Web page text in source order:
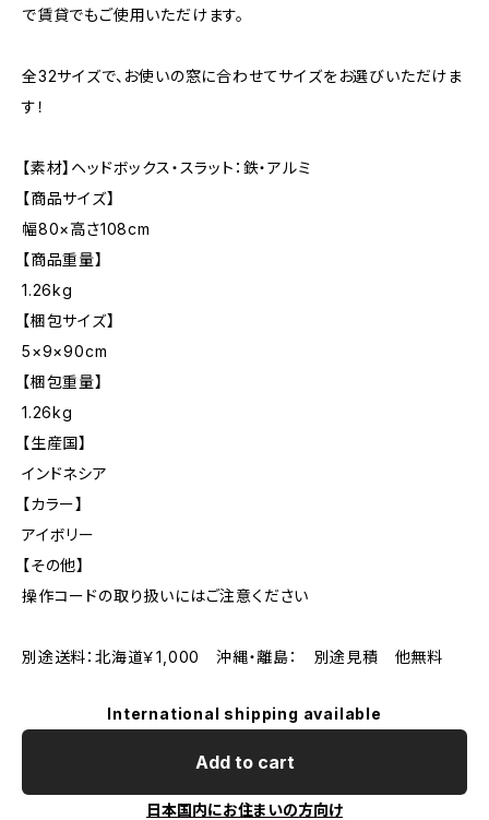
で賃貸でもご使用いただけます。
全32サイズで、お使いの窓に合わせてサイズをお選びいただけま
す！
【素材】ヘッドボックス・スラット：鉄・アルミ
【商品サイズ】
幅80×高さ108cm
【商品重量】
1.26kg
【梱包サイズ】
5×9×90cm
【梱包重量】
1.26kg
【生産国】
インドネシア
【カラー】
アイボリー
【その他】
操作コードの取り扱いにはご注意ください
別途送料：北海道￥1,000 沖縄・離島： 別途見積 他無料
International shipping available
Add to cart
日本国内にお住まいの方向け